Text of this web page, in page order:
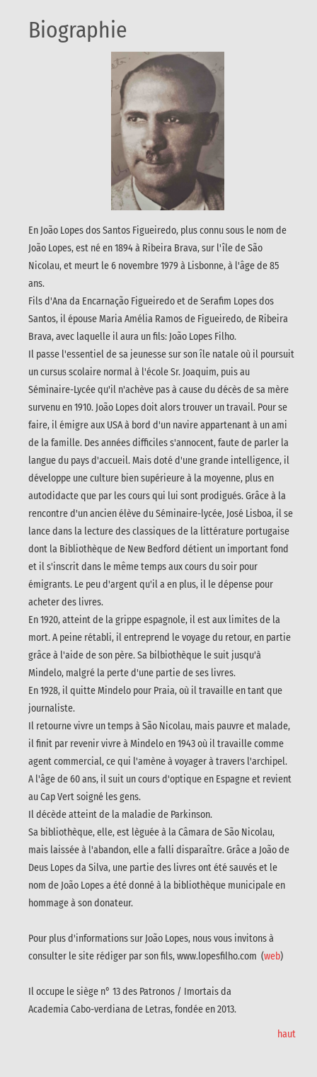
Biographie
En João Lopes dos Santos Figueiredo, plus connu sous le nom de
João Lopes, est né en 1894 à Ribeira Brava, sur l'île de São
Nicolau, et meurt le 6 novembre 1979 à Lisbonne, à l'âge de 85
ans.
Fils d'Ana da Encarnação Figueiredo et de Serafim Lopes dos
Santos, il épouse Maria Amélia Ramos de Figueiredo, de Ribeira
Brava, avec laquelle il aura un fils: João Lopes Filho.
Il passe l'essentiel de sa jeunesse sur son île natale où il poursuit
un cursus scolaire normal à l'école Sr. Joaquim, puis au
Séminaire-Lycée qu'il n'achève pas à cause du décès de sa mère
survenu en 1910. João Lopes doit alors trouver un travail. Pour se
faire, il émigre aux USA à bord d'un navire appartenant à un ami
de la famille. Des années difficiles s'annocent, faute de parler la
langue du pays d'accueil. Mais doté d'une grande intelligence, il
développe une culture bien supérieure à la moyenne, plus en
autodidacte que par les cours qui lui sont prodigués. Grâce à la
rencontre d'un ancien élève du Séminaire-lycée, José Lisboa, il se
lance dans la lecture des classiques de la littérature portugaise
dont la Bibliothèque de New Bedford détient un important fond
et il s'inscrit dans le même temps aux cours du soir pour
émigrants. Le peu d'argent qu'il a en plus, il le dépense pour
acheter des livres.
En 1920, atteint de la grippe espagnole, il est aux limites de la
mort. A peine rétabli, il entreprend le voyage du retour, en partie
grâce à l'aide de son père. Sa bilbiothèque le suit jusqu'à
Mindelo, malgré la perte d'une partie de ses livres.
En 1928, il quitte Mindelo pour Praia, où il travaille en tant que
journaliste.
Il retourne vivre un temps à São Nicolau, mais pauvre et malade,
il finit par revenir vivre à Mindelo en 1943 où il travaille comme
agent commercial, ce qui l'amène à voyager à travers l'archipel.
A l'âge de 60 ans, il suit un cours d'optique en Espagne et revient
au Cap Vert soigné les gens.
Il décède atteint de la maladie de Parkinson.
Sa bibliothèque, elle, est lèguée à la Câmara de São Nicolau,
mais laissée à l'abandon, elle a falli disparaître. Grâce a João de
Deus Lopes da Silva, une partie des livres ont été sauvés et le
nom de João Lopes a été donné à la bibliothèque municipale en
hommage à son donateur.
Pour plus d'informations sur João Lopes, nous vous invitons à
consulter le site rédiger par son fils, www.lopesfilho.com (web)
Il occupe le siège n° 13 des Patronos / Imortais da
Academia Cabo-verdiana de Letras, fondée en 2013.
haut